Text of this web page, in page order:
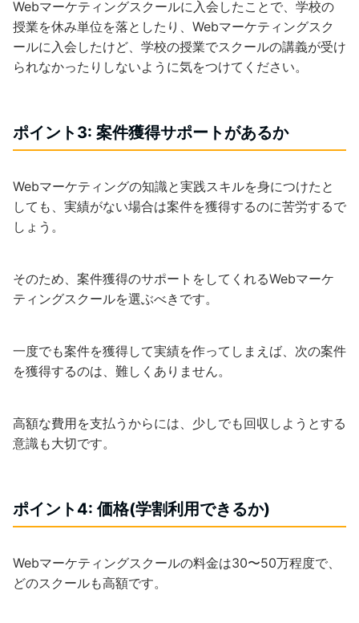
Webマーケティングスクールに入会したことで、学校の
授業を休み単位を落としたり、Webマーケティングスク
ールに入会したけど、学校の授業でスクールの講義が受け
られなかったりしないように気をつけてください。
ポイント3: 案件獲得サポートがあるか
Webマーケティングの知識と実践スキルを身につけたと
しても、実績がない場合は案件を獲得するのに苦労するで
しょう。
そのため、案件獲得のサポートをしてくれるWebマーケ
ティングスクールを選ぶべきです。
一度でも案件を獲得して実績を作ってしまえば、次の案件
を獲得するのは、難しくありません。
高額な費用を支払うからには、少しでも回収しようとする
意識も大切です。
ポイント4: 価格(学割利用できるか)
Webマーケティングスクールの料金は30〜50万程度で、
どのスクールも高額です。